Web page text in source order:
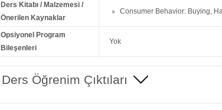
Ders Kitabı / Malzemesi /
Önerilen Kaynaklar
Consumer Behavior: Buying,
Opsiyonel Program
Bileşenleri
Yok
Ders Öğrenim Çıktıları